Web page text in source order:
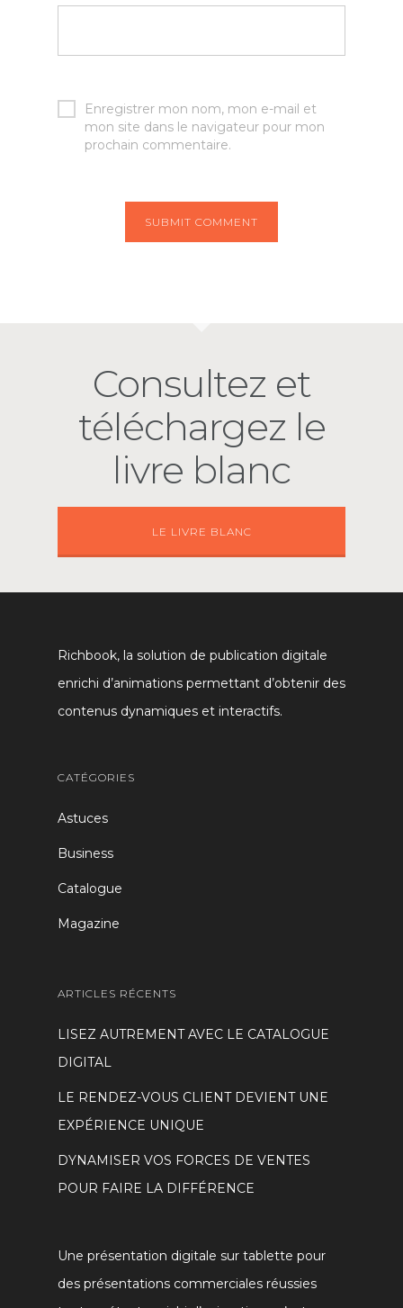
Enregistrer mon nom, mon e-mail et
mon site dans le navigateur pour mon
prochain commentaire.
Consultez et
téléchargez le
livre blanc
LE LIVRE BLANC
Richbook, la solution de publication digitale
enrichi d’animations permettant d’obtenir des
contenus dynamiques et interactifs.
CATÉGORIES
Astuces
Business
Catalogue
Magazine
ARTICLES RÉCENTS
LISEZ AUTREMENT AVEC LE CATALOGUE
DIGITAL
LE RENDEZ-VOUS CLIENT DEVIENT UNE
EXPÉRIENCE UNIQUE
DYNAMISER VOS FORCES DE VENTES
POUR FAIRE LA DIFFÉRENCE
Une présentation digitale sur tablette pour
des présentations commerciales réussies